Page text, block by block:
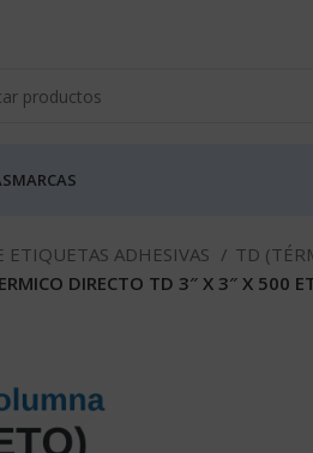
MARCAS
ETIQUETAS ADHESIVAS
TD
DIRECTO TD 3″ X 3″ X 500